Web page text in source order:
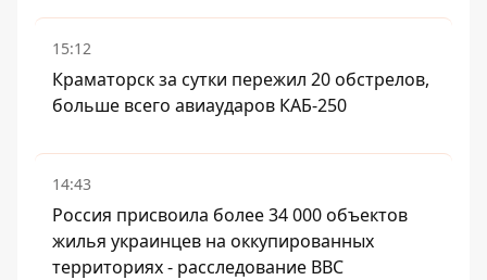
15:12
Краматорск за сутки пережил 20 обстрелов,
больше всего авиаударов КАБ-250
14:43
Россия присвоила более 34 000 объектов
жилья украинцев на оккупированных
территориях - расследование BBC